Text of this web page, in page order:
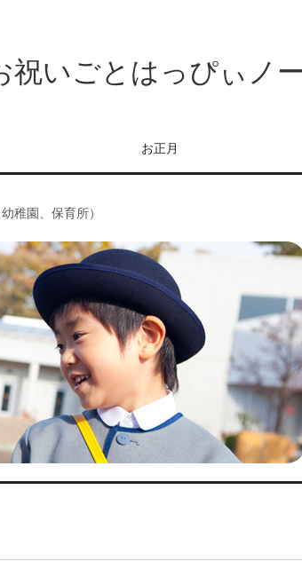
祝いごとはっぴぃノ
お正月
稚園、保育所）